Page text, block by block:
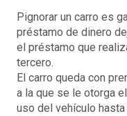
Pignorar un carro es
préstamo de dinero
el préstamo que
tercero.
El carro queda con
a la que se le otorga
uso del vehículo